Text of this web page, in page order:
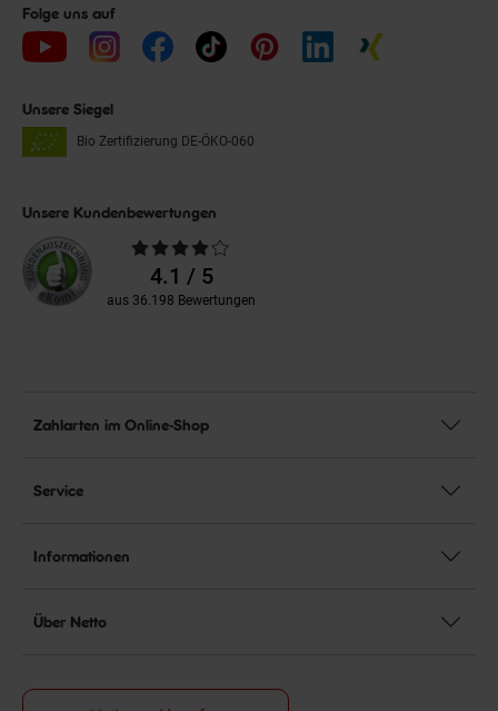
Folge uns auf
Unsere Siegel
Bio Zertifizierung DE-ÖKO-060
Unsere Kundenbewertungen
Durchschnittliche
Bewertungen4.1 / 5
aus 36.198 Bewertungen
Zahlarten im Online-Shop
Service
Informationen
Über Netto